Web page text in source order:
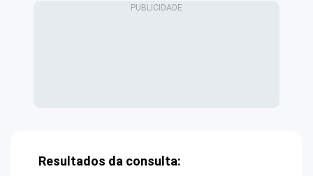
Resultados da consulta: